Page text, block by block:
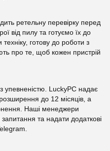
ретельну перевірку перед
від пилу та готуємо їх до
готову до роботи з
про те, щоб кожен пристрій
LuckyPC надає
до 12 місяців, а
Наші менеджери
запитання та надати додаткові